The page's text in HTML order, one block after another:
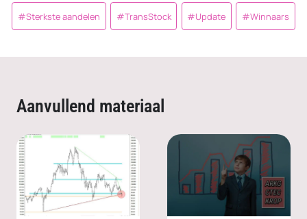
#Sterkste aandelen #TransStock #Update #Winnaars
Aanvullend materiaal